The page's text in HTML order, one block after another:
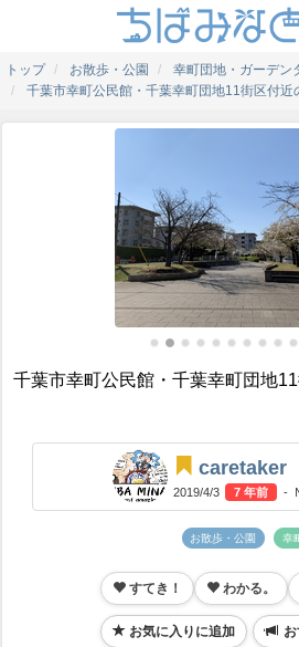
トップ お散歩・公園
幸町団地・ガーデン
千葉市幸町公民館・千葉幸町団地11街区付近
千葉市幸町公民館・千葉幸町団地
caretaker
2019/4/3 7 年前 -
お散歩・公園 幸
すてき！ わかる。
お気に入りに追加